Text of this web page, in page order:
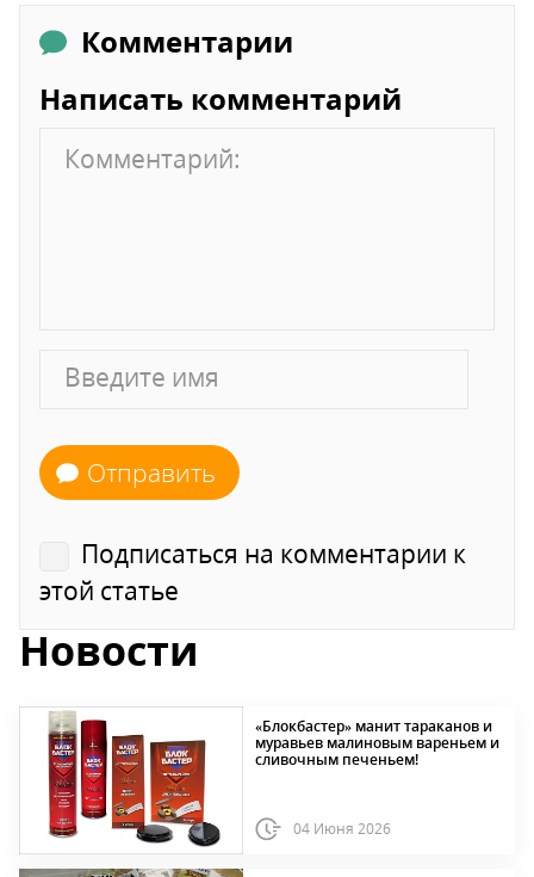
Комментарии
Написать комментарий
Отправить
Подписаться на комментарии к
этой статье
Новости
«Блокбастер» манит тараканов и
муравьев малиновым вареньем и
сливочным печеньем!
04 Июня 2026